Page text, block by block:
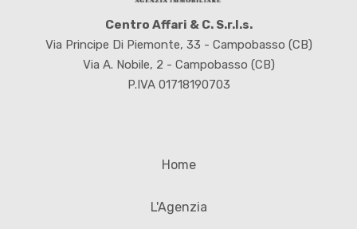
Centro Affari & C. S.r.l.s.
Via Principe Di Piemonte, 33 - Campobasso (CB)
Via A. Nobile, 2 - Campobasso (CB)
P.IVA 01718190703
Home
L'Agenzia